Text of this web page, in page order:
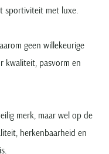
sportiviteit met luxe.
geen willekeurige
kwaliteit, pasvorm en
merk, maar wel op de
herkenbaarheid en